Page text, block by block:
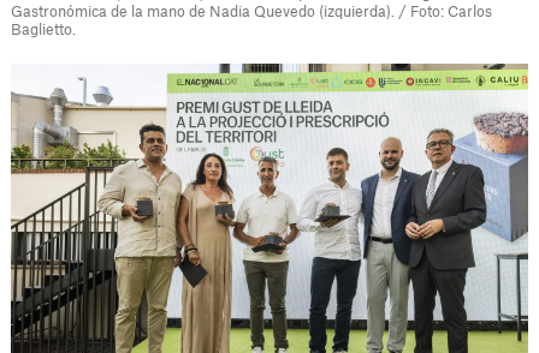
Gastronómica de la mano de Nadia Quevedo (izquierda). / Foto: Carlos
Baglietto.